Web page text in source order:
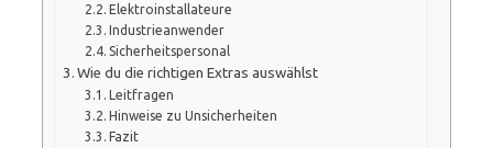
Elektroinstallateure
Industrieanwender
Sicherheitspersonal
Wie du die richtigen Extras auswählst
Leitfragen
Hinweise zu Unsicherheiten
Fazit